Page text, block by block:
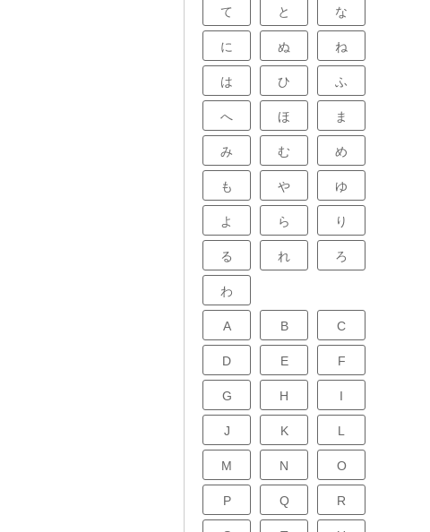
て と な
に ぬ ね
は ひ ふ
へ ほ ま
み む め
も や ゆ
よ ら り
る れ ろ
わ
A B C
D E F
G H I
J K L
M N O
P Q R